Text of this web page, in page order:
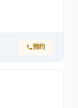
预约